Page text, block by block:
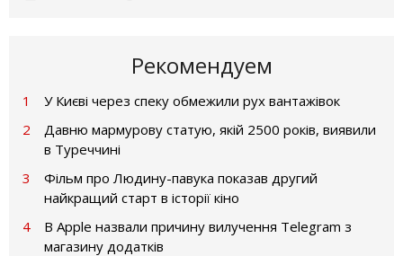
Рекомендуем
1
У Києві через спеку обмежили рух вантажівок
2
Давню мармурову статую, якій 2500 років, виявили
в Туреччині
3
Фільм про Людину-павука показав другий
найкращий старт в історії кіно
4
В Apple назвали причину вилучення Telegram з
магазину додатків